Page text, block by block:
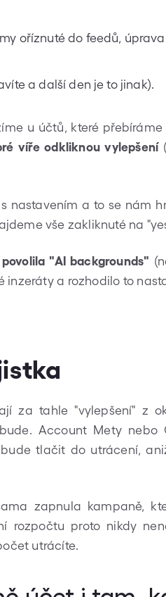
oříznuté do feedů,
a další den je to jinak).
u účtů, které přebíráme
víře odkliknou vylepšení
nastavením a to se nám
vše zakliknuté na
"AI backgrounds"
a rozhodilo to
za tahle "vylepšení" z
Account Mety nebo
tlačit do utrácení,
zapnula kampaně,
rozpočtu proto nikdy
utrácíte.